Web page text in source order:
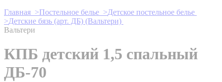
Главная >Постельное белье >Детское постельное белье
>Детские бязь (арт. ДБ) (Вальтери)
Вальтери
КПБ детский 1,5 спальный
ДБ-70